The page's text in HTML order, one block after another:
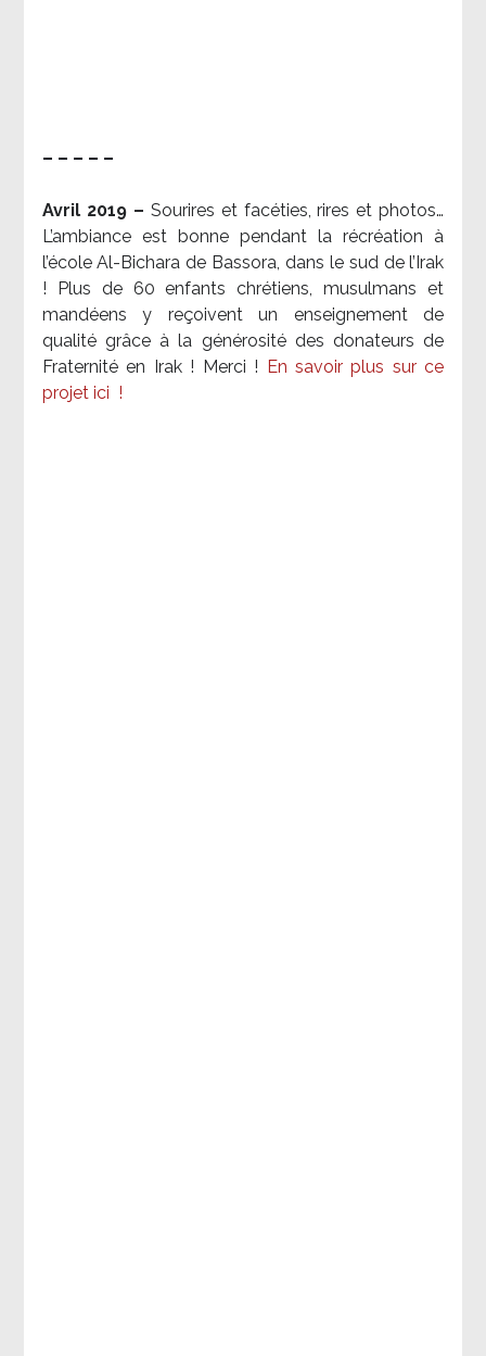
– – – – –
Avril 2019 – Sourires et facéties, rires et photos…
L’ambiance est bonne pendant la récréation à
l’école Al-Bichara de Bassora, dans le sud de l’Irak
! Plus de 60 enfants chrétiens, musulmans et
mandéens y reçoivent un enseignement de
qualité grâce à la générosité des donateurs de
Fraternité en Irak ! Merci !
En savoir plus sur ce
projet ici !